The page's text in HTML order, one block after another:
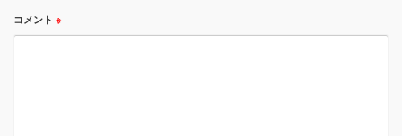
コメント ※